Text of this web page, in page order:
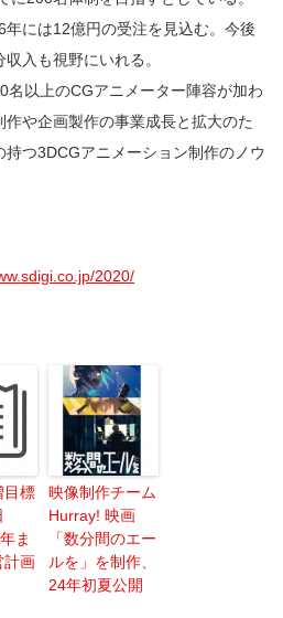
には12億円の受注を見込む。今後
入も視野にいれる。
以上のCGアニメーター陣容が加わ
や企画製作の事業成長と拡大のた
つ3DCGアニメーション制作のノウ
2020/
目標
ま
計画
映像制作チーム
Hurray! 映画
「数分間のエー
ルを」を制作、
24年初夏公開